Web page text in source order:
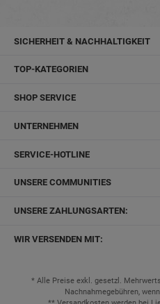
SICHERHEIT & NACHHALTIGKEIT
TOP-KATEGORIEN
SHOP SERVICE
UNTERNEHMEN
SERVICE-HOTLINE
UNSERE COMMUNITIES
UNSERE ZAHLUNGSARTEN:
WIR VERSENDEN MIT:
* Alle Preise exkl. gesetzl.
Nachnahmegebühren,